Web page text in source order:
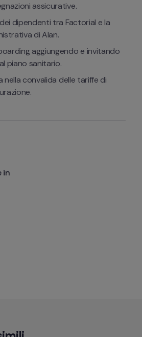
in
assicurative.
dipendenti tra Factorial e la
di Alan.
aggiungendo e invitando
piano sanitario.
nella convalida delle tariffe di